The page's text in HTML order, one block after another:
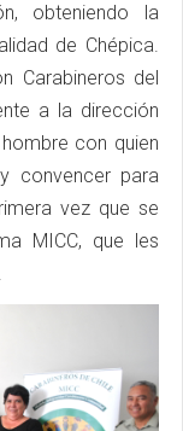
obteniendo la
de Chépica.
Carabineros del
a la dirección
con quien
convencer para
vez que se
MICC, que les